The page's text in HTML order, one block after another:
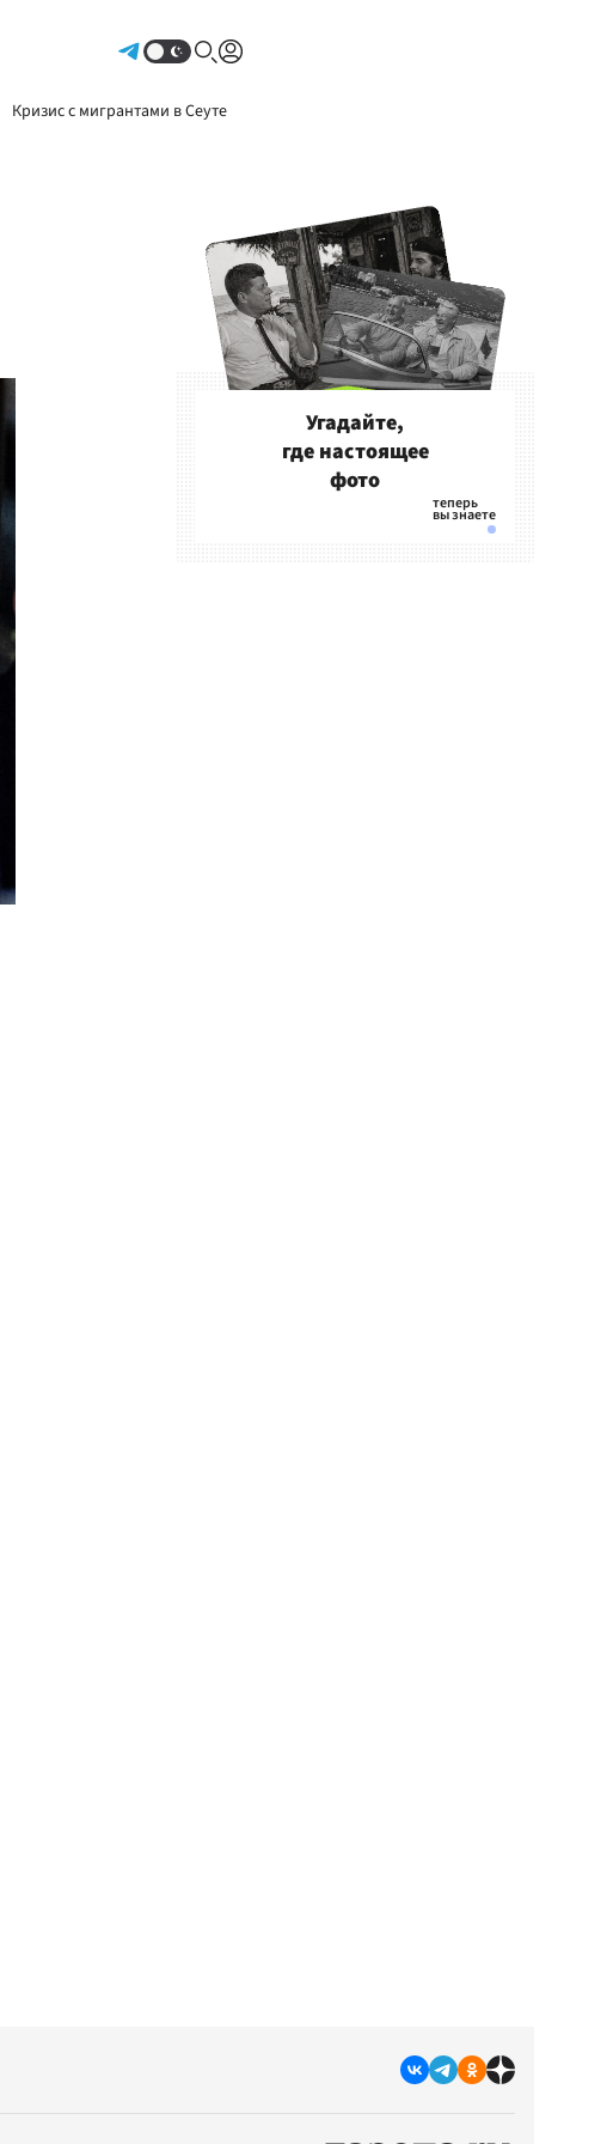
Кризис с мигрантами в Сеуте
Угадайте,
где настоящее
фото